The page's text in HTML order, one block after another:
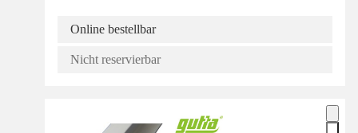
Online bestellbar
Nicht reservierbar